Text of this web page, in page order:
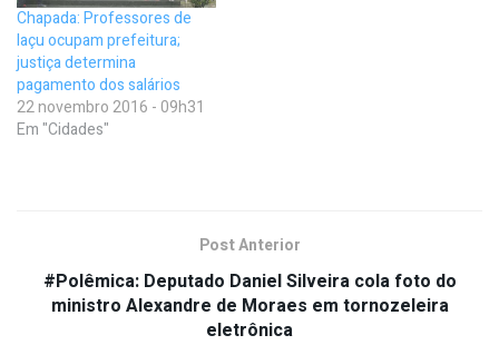
Chapada: Professores de
Iaçu ocupam prefeitura;
justiça determina
pagamento dos salários
22 novembro 2016 - 09h31
Em "Cidades"
Post Anterior
#Polêmica: Deputado Daniel Silveira cola foto do
ministro Alexandre de Moraes em tornozeleira
eletrônica